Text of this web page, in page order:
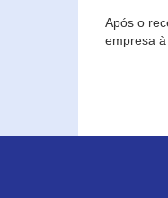
Após o
empresa à